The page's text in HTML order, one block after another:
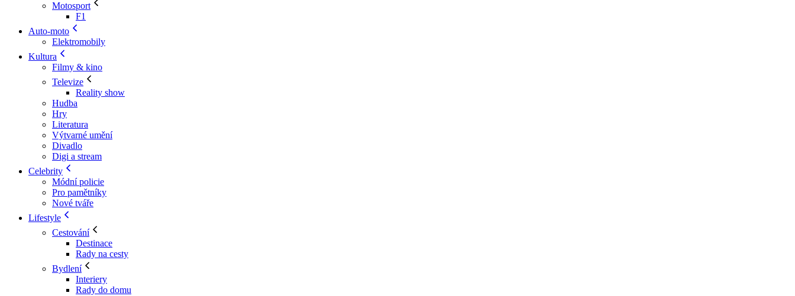
Motosport
F1
Auto-moto
Elektromobily
Kultura
Filmy & kino
Televize
Reality show
Hudba
Hry
Literatura
Výtvarné umění
Divadlo
Digi a stream
Celebrity
Módní policie
Pro pamětníky
Nové tváře
Lifestyle
Cestování
Destinace
Rady na cesty
Bydlení
Interiery
Rady do domu